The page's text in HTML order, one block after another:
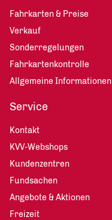
Fahrkarten & Preise
Verkauf
Sonderregelungen
Fahrkartenkontrolle
Allgemeine Informationen
Service
Kontakt
KVV-Webshops
Kundenzentren
Fundsachen
Angebote & Aktionen
Freizeit